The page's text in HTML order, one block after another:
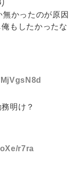
かったのが原因
もしたかったな
明け？
r7ra